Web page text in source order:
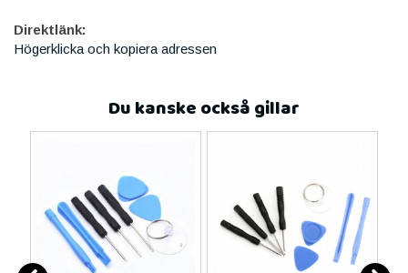
Direktlänk:
Högerklicka och kopiera adressen
Du kanske också gillar